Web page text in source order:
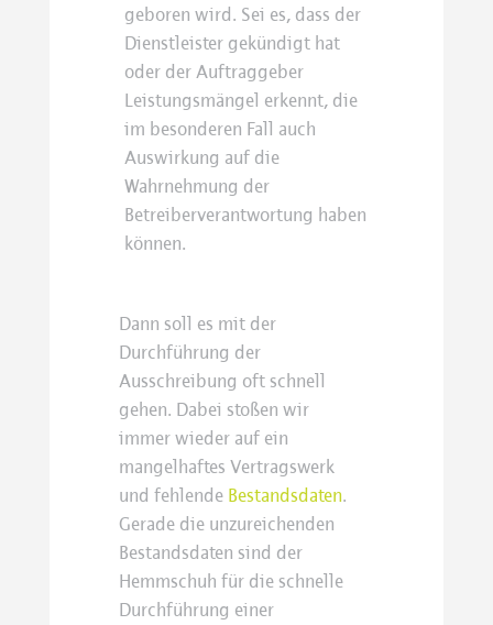
geboren wird. Sei es, dass der
Dienstleister gekündigt hat
oder der Auftraggeber
Leistungsmängel erkennt, die
im besonderen Fall auch
Auswirkung auf die
Wahrnehmung der
Betreiberverantwortung haben
können.
Dann soll es mit der
Durchführung der
Ausschreibung oft schnell
gehen. Dabei stoßen wir
immer wieder auf ein
mangelhaftes Vertragswerk
und fehlende Bestandsdaten.
Gerade die unzureichenden
Bestandsdaten sind der
Hemmschuh für die schnelle
Durchführung einer